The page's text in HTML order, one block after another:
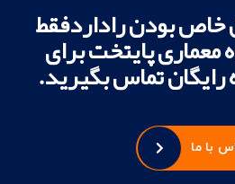
بودن راداردفقط
پایتخت برای
تماس بگیرید.
با ما